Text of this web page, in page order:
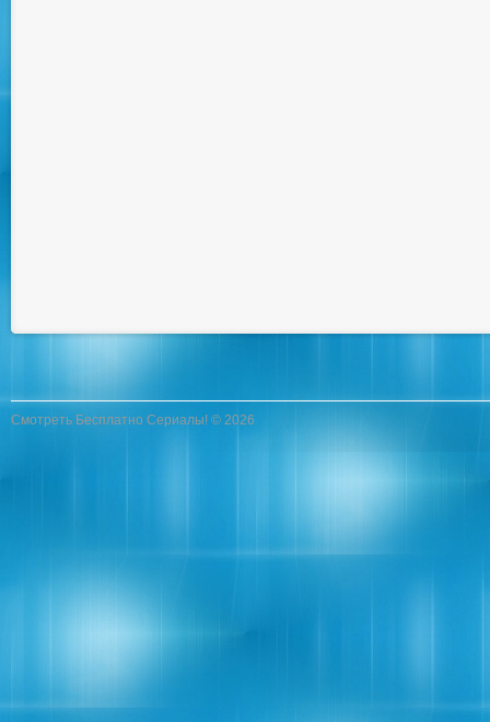
Смотреть Бесплатно Сериалы! © 2026